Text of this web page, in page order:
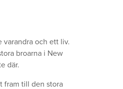
varandra och ett liv.
broarna i New
där.
fram till den stora